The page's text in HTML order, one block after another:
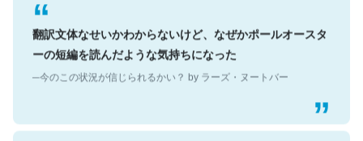
翻訳文体なせいかわからないけど、なぜかポールオースタ
ーの短編を読んだような気持ちになった
─今のこの状況が信じられるかい？ by ラーズ・ヌートバー